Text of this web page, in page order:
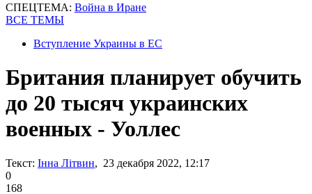
СПЕЦТЕМА: Война в Иране
ВСЕ ТЕМЫ
Вступление Украины в ЕС
Британия планирует обучить
до 20 тысяч украинских
военных - Уоллес
Текст: Інна Літвин, 23 декабря 2022, 12:17
0
168